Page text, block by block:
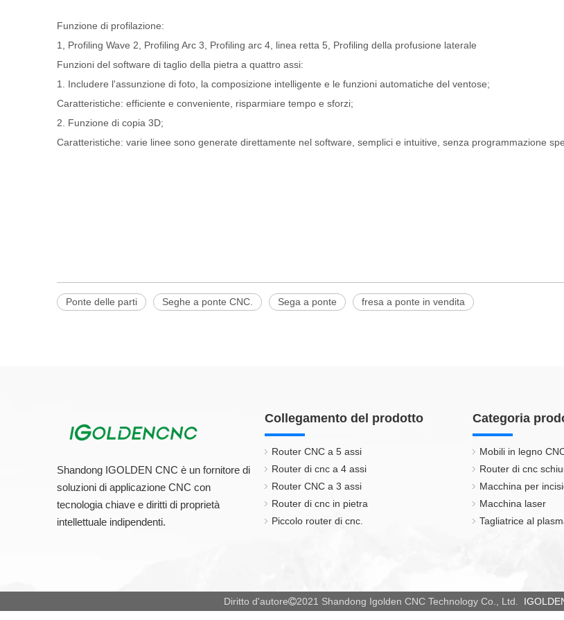
Funzione di profilazione:
1, Profiling Wave 2, Profiling Arc 3, Profiling arc 4, linea retta 5, Profiling della profusione laterale
Funzioni del software di taglio della pietra a quattro assi:
1. Includere l'assunzione di foto, la composizione intelligente e le funzioni automatiche del ventose;
Caratteristiche: efficiente e conveniente, risparmiare tempo e sforzi;
2. Funzione di copia 3D;
Caratteristiche: varie linee sono generate direttamente nel software, semplici e intuitive, senza programmazione
Ponte delle parti Seghe a ponte CNC. Sega a ponte fresa a ponte in vendita
Shandong IGOLDEN CNC è un fornitore di
soluzioni di applicazione CNC con
tecnologia chiave e diritti di proprietà
intellettuale indipendenti.
Collegamento del prodotto
Router CNC a 5 assi
Router di cnc a 4 assi
Router CNC a 3 assi
Router di cnc in pietra
Piccolo router di cnc.
Categoria
Mobili in legno
Router di cnc
Macchina per
Macchina laser
Tagliatrice al
Diritto d'autore2021 Shandong Igolden CNC Technology Co., Ltd.